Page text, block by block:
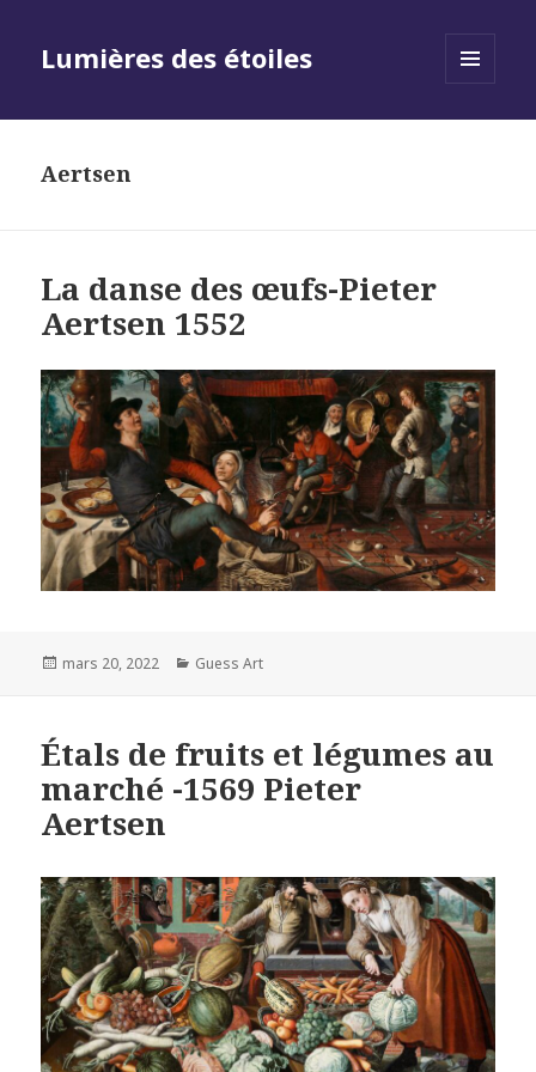
Lumières des étoiles
Aertsen
La danse des œufs-Pieter
Aertsen 1552
Posted
mars 20, 2022 Categories
Guess Art
Étals de fruits et légumes au
marché -1569 Pieter
Aertsen